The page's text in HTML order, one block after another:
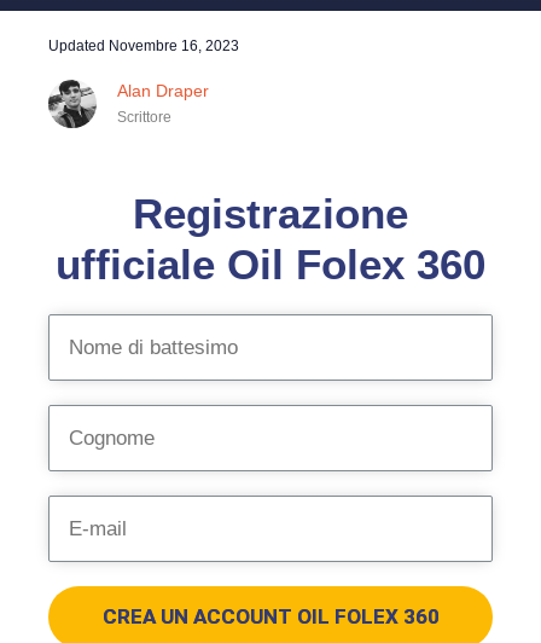
Updated Novembre 16, 2023
Alan Draper
Scrittore
Registrazione
ufficiale Oil Folex 360
CREA UN ACCOUNT OIL FOLEX 360